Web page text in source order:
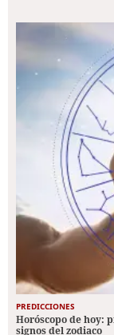
PREDICCIONES
Horóscopo de hoy:
signos del zodiaco